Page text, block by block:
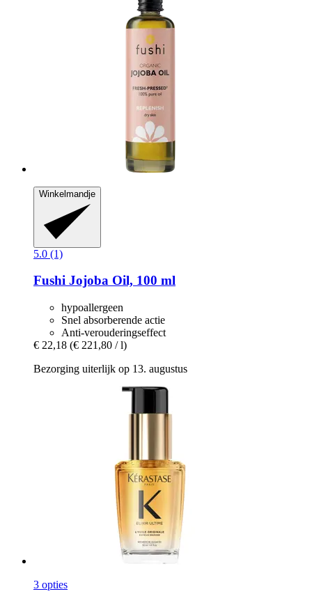
Winkelmandje
5.0 (1)
Fushi Jojoba Oil, 100 ml
hypoallergeen
Snel absorberende actie
Anti-verouderingseffect
€ 22,18 (€ 221,80 / l)
Bezorging uiterlijk op 13. augustus
3 opties